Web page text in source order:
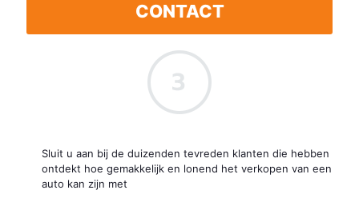
CONTACT
Sluit u aan bij de duizenden tevreden klanten die hebben
ontdekt hoe gemakkelijk en lonend het verkopen van een
auto kan zijn met